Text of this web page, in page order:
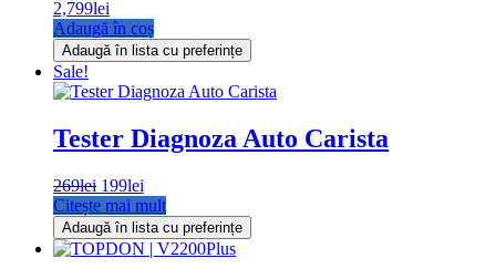
2,799lei
Adaugă în coș
Adaugă în lista cu preferințe
Sale!
Tester Diagnoza Auto Carista
269lei Prețul
inițial
a
fost:
199lei
curent
este:
199lei.
Citește mai mult
Adaugă în lista cu preferințe